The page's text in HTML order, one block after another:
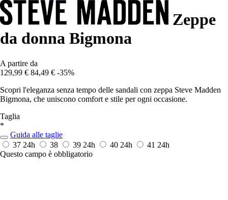
Zeppe
da donna Bigmona
A partire da
129,99 € 84,49 € -35%
Scopri l'eleganza senza tempo delle sandali con zeppa Steve Madden
Bigmona, che uniscono comfort e stile per ogni occasione.
Taglia
*
Guida alle taglie
37 24h 38 39 24h 40 24h 41 24h
Questo campo è obbligatorio